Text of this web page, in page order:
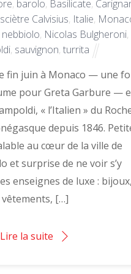
, barolo, Basilicate,
Calvisius, Italie,
nebbiolo, Nicolas Bulgheroni,
, sauvignon, turrita
fin juin à Monaco — une
pour Greta Garbure —
« l’Italien » du
depuis 1846.
au cœur de la ville de
et surprise de ne voir s’y
enseignes de luxe : bijoux,
vêtements, […]
Lire la suite